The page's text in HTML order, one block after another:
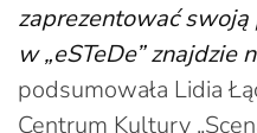
zaprezentować swoją
w „eSTeDe” znajdzie
podsumowała Lidia
Centrum Kultury